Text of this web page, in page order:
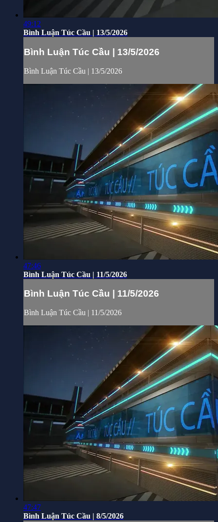
49:12
Bình Luận Túc Cầu | 13/5/2026
Bình Luận Túc Cầu | 13/5/2026
Bình Luận Túc Cầu | 13/5/2026
47:46
Bình Luận Túc Cầu | 11/5/2026
Bình Luận Túc Cầu | 11/5/2026
Bình Luận Túc Cầu | 11/5/2026
47:47
Bình Luận Túc Cầu | 8/5/2026